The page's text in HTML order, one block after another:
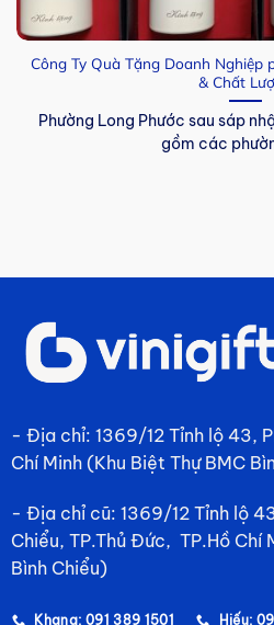
Công Ty Quà Tặng Doanh Nghiệp
& Chất
Phường Long Phước sau sáp
gồm các
- Địa chỉ: 1369/12 Tỉnh lộ 43,
Chí Minh (Khu Biệt Thự BMC
- Địa chỉ cũ: 1369/12 Tỉnh lộ
Chiểu, TP.Thủ Đức, TP.Hồ Chí
Bình Chiểu)
Khang: 091 389 1501 Hiếu: